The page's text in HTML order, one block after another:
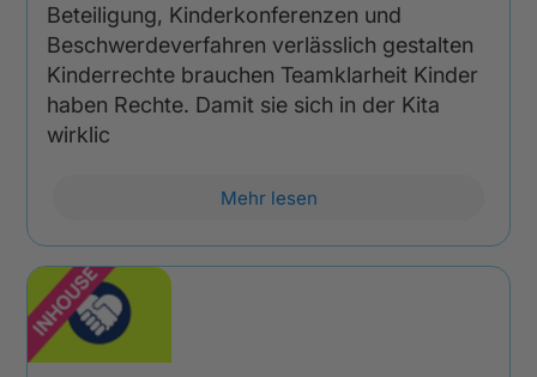
Beteiligung, Kinderkonferenzen und
Beschwerdeverfahren verlässlich gestalten
Kinderrechte brauchen Teamklarheit Kinder
haben Rechte. Damit sie sich in der Kita
wirklic
Mehr lesen